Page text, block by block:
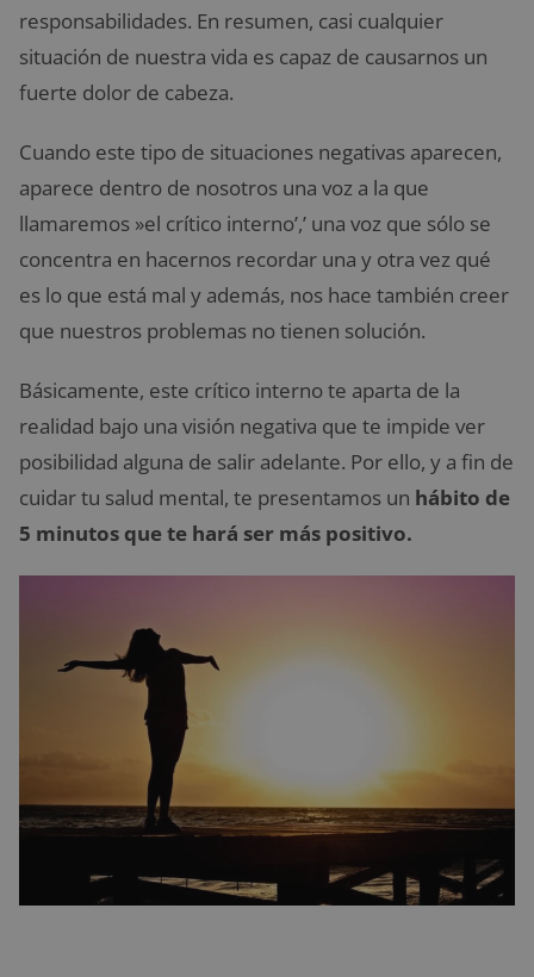
responsabilidades. En resumen, casi cualquier
situación de nuestra vida es capaz de causarnos un
fuerte dolor de cabeza.
Cuando este tipo de situaciones negativas aparecen,
aparece dentro de nosotros una voz a la que
llamaremos »el crítico interno’,’ una voz que sólo se
concentra en hacernos recordar una y otra vez qué
es lo que está mal y además, nos hace también creer
que nuestros problemas no tienen solución.
Básicamente, este crítico interno te aparta de la
realidad bajo una visión negativa que te impide ver
posibilidad alguna de salir adelante. Por ello, y a fin de
cuidar tu salud mental, te presentamos un hábito de
5 minutos que te hará ser más positivo.